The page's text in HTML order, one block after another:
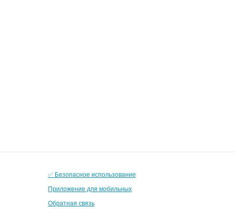
✅ Безопасное использование
Приложение для мобильных
Обратная связь